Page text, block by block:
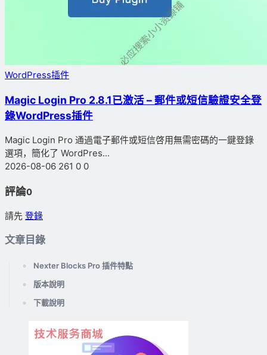
WordPress插件
Magic Login Pro 2.8.1已激活 – 郵件或短信驗證安全登
錄WordPress插件
Magic Login Pro 通過電子郵件或短信啓用無需密碼的一鍵登錄
選項，簡化了 WordPres...
2026-08-06 261 0 0
評論0
請先 登錄
文章目錄
Nexter Blocks Pro 插件特點
版本說明
下載說明